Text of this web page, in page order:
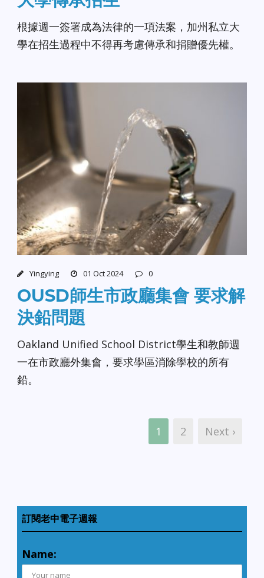
根據週一簽署成為法律的一項法案，加州私立大
學在招生過程中不得再考慮傳承和捐贈優先權。
Yingying 01 Oct 2024 0
OUSD師生市政廳集會 要求解
決鉛問題
Oakland Unified School District學生和教師週
一在市政廳外集會，要求學區消除學校的所有
鉛。
1 2 Next ›
訂閱老中電子週報
Name: